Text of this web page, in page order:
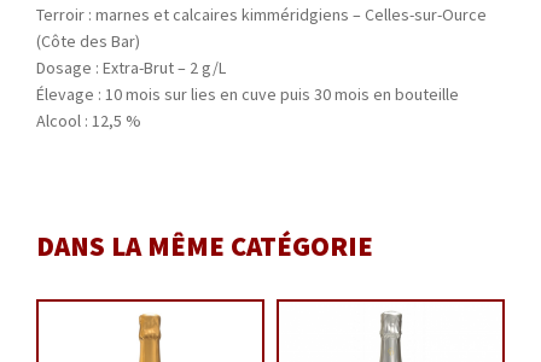
Terroir : marnes et calcaires kimméridgiens – Celles-sur-Ource
(Côte des Bar)
Dosage : Extra-Brut – 2 g/L
Élevage : 10 mois sur lies en cuve puis 30 mois en bouteille
Alcool : 12,5 %
DANS LA MÊME CATÉGORIE